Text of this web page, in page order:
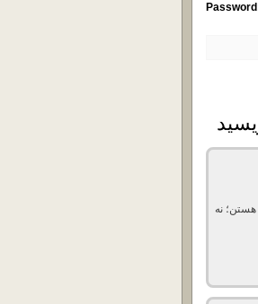
هستن؛ نه